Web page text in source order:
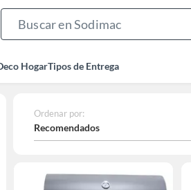
HogarTipos de Entrega
Ordenar por:
Recomendados